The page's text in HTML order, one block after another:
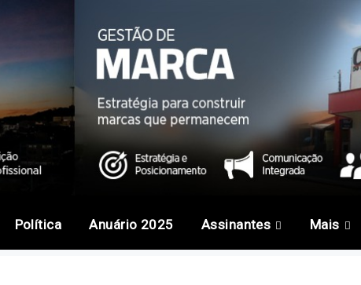
Política Anuário 2025 Assinantes Mais